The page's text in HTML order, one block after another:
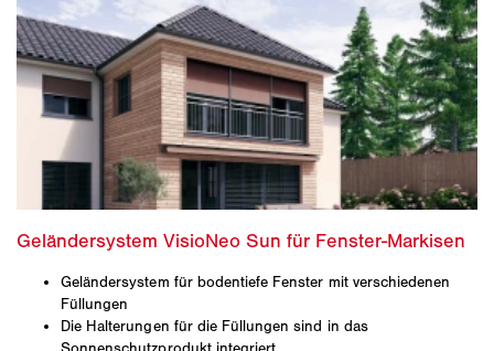
Geländersystem für bodentiefe Fenster mit verschiedenen
Füllungen
Die Halterungen für die Füllungen sind in das